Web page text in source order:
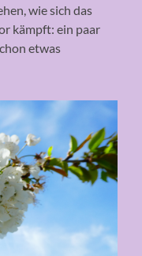
wie sich das
kämpft: ein paar
etwas